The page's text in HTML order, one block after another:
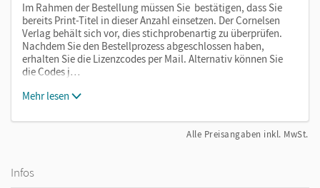
Im Rahmen der Bestellung müssen Sie bestätigen, dass Sie
bereits Print-Titel in dieser Anzahl einsetzen. Der Cornelsen
Verlag behält sich vor, dies stichprobenartig zu überprüfen.
Nachdem Sie den Bestellprozess abgeschlossen haben,
erhalten Sie die Lizenzcodes per Mail. Alternativ können Sie
die Codes j…
Mehr lesen
Alle Preisangaben inkl. MwSt.
Infos